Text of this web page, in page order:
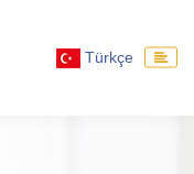
Türkçe